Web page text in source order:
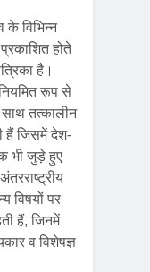
के विभिन्न
होते
है।
नियमित रूप से
तत्कालीन
हैं जिसमें देश-
भी जुड़े हुए
विषयों पर
हैं, जिनमें
व विशेषज्ञ